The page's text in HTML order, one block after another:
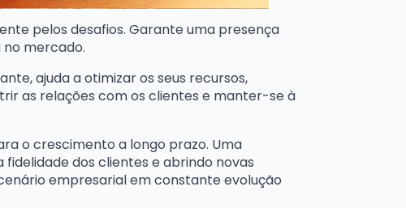
pelos desafios. Garante uma presença
mercado.
ajuda a otimizar os seus recursos,
as relações com os clientes e manter-se à
o crescimento a longo prazo. Uma
dos clientes e abrindo novas
empresarial em constante evolução